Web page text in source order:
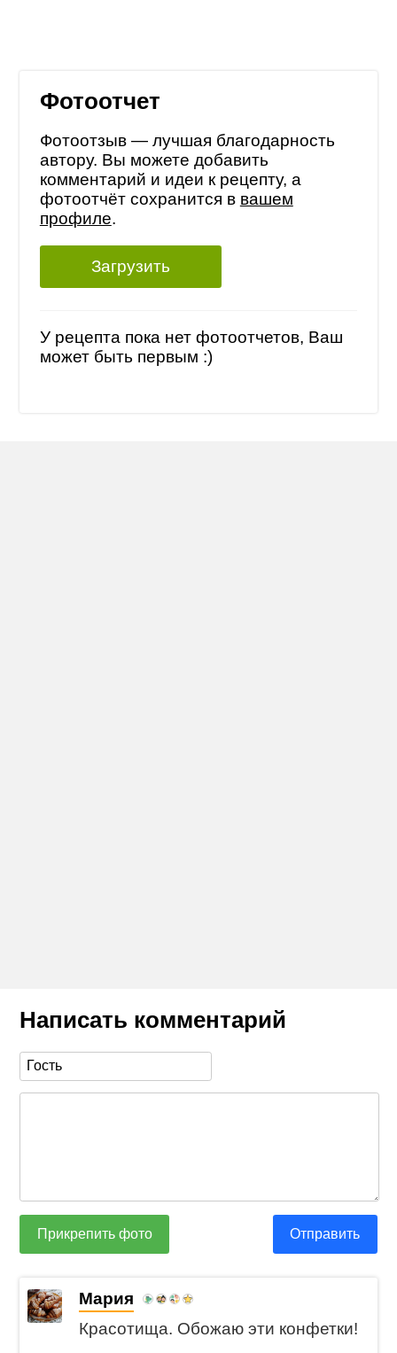
Фотоотчет
Фотоотзыв — лучшая благодарность
автору. Вы можете добавить
комментарий и идеи к рецепту, а
фотоотчёт сохранится в вашем
профиле.
Загрузить
У рецепта пока нет фотоотчетов, Ваш
может быть первым :)
Написать комментарий
Прикрепить фото Отправить
Мария
Красотища. Обожаю эти конфетки!